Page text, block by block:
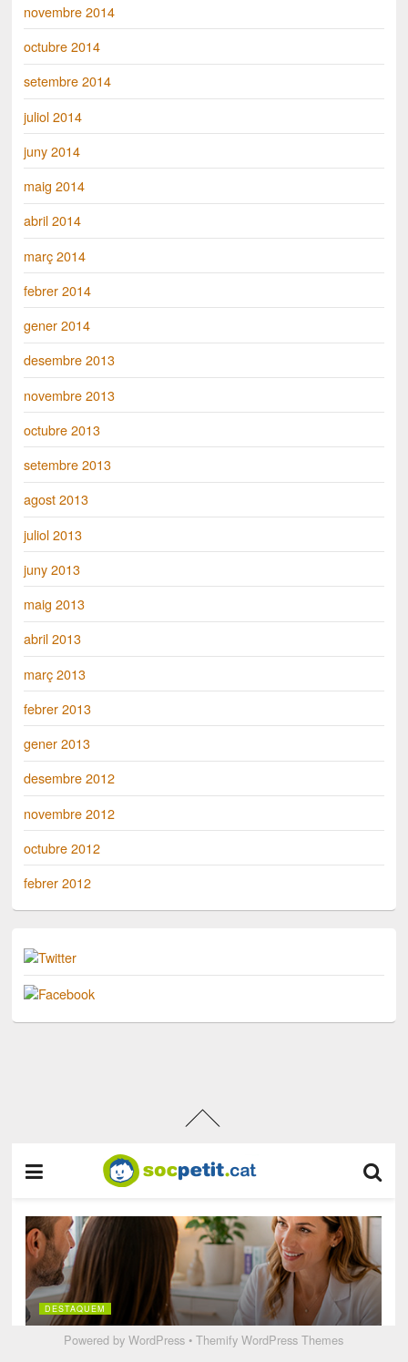
novembre 2014
octubre 2014
setembre 2014
juliol 2014
juny 2014
maig 2014
abril 2014
març 2014
febrer 2014
gener 2014
desembre 2013
novembre 2013
octubre 2013
setembre 2013
agost 2013
juliol 2013
juny 2013
maig 2013
abril 2013
març 2013
febrer 2013
gener 2013
desembre 2012
novembre 2012
octubre 2012
febrer 2012
Powered byWordPress •Themify WordPress Themes